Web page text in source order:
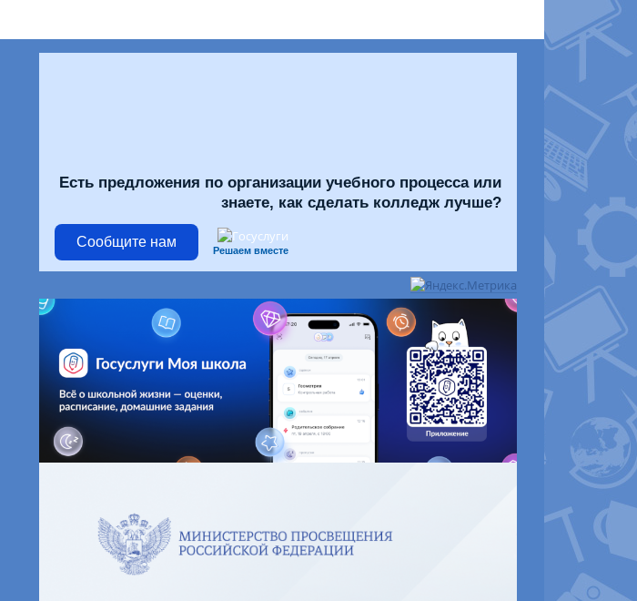
Есть предложения по организации учебного процесса или
знаете, как сделать колледж лучше?
Сообщите нам
Решаем вместе